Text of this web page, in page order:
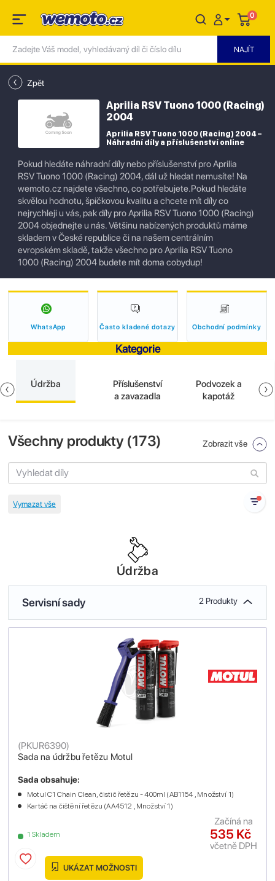
0
Zpět
Aprilia RSV Tuono 1000 (Racing)
2004
Aprilia RSV Tuono 1000 (Racing) 2004 –
Náhradní díly a příslušenství online
Pokud hledáte náhradní díly nebo příslušenství pro Aprilia
RSV Tuono 1000 (Racing) 2004, dál už hledat nemusíte! Na
wemoto.cz najdete všechno, co potřebujete.Pokud hledáte
skvělou hodnotu, špičkovou kvalitu a chcete mít díly co
nejrychleji u vás, pak díly pro Aprilia RSV Tuono 1000 (Racing)
2004 objednejte u nás. Většinu nabízených produktů máme
skladem v České republice či na našem centrálním
evropském skladě, takže všechno pro Aprilia RSV Tuono
1000 (Racing) 2004 budete mít doma cobydup!
WhatsApp Často kladené dotazy Obchodní podmínky
Kategorie
Údržba
Příslušenství
a zavazadla
Podvozek a
kapotáž
Všechny produkty (173) Zobrazit vše
Údržba
Servisní sady 2 Produkty
Sada na údržbu řetězu Motul
(PKUR6390)
1 Skladem
Sada obsahuje:
Motul C1 Chain Clean, čistič řetězu - 400ml (AB1154 , Množství 1)
Kartáč na čištění řetězu (AA4512 , Množství 1)
535 Kč
včetně DPH
Začíná na
UKÁZAT MOŽNOSTI